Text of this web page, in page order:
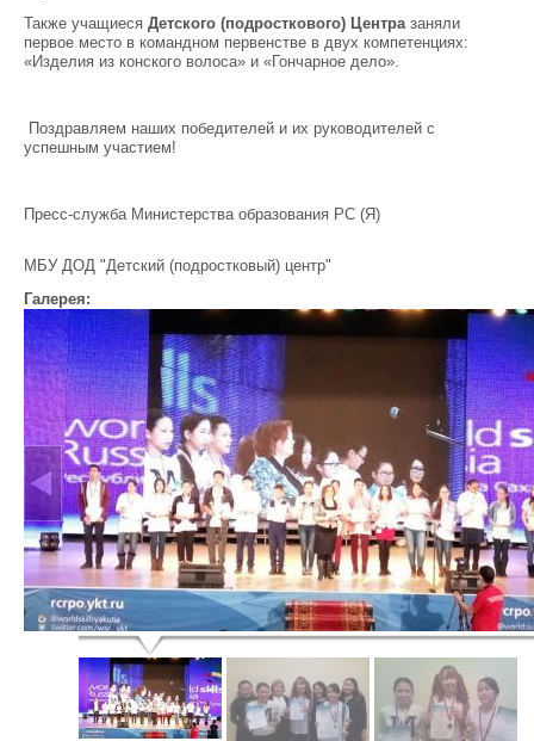
Также учащиеся Детского (подросткового) Центра заняли
первое место в командном первенстве в двух компетенциях:
«Изделия из конского волоса» и «Гончарное дело».
Поздравляем наших победителей и их руководителей с
успешным участием!
Пресс-служба Министерства образования РС (Я)
МБУ ДОД "Детский (подростковый) центр"
Галерея: